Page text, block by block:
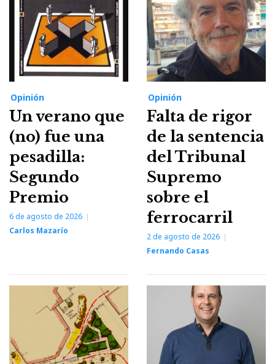
Opinión
Un verano que
(no) fue una
pesadilla:
Segundo
Premio
6 de agosto de 2026
Carlos Mazarío
Opinión
Falta de rigor
de la sentencia
del Tribunal
Supremo
sobre el
ferrocarril
2 de agosto de 2026
Fernando Casas